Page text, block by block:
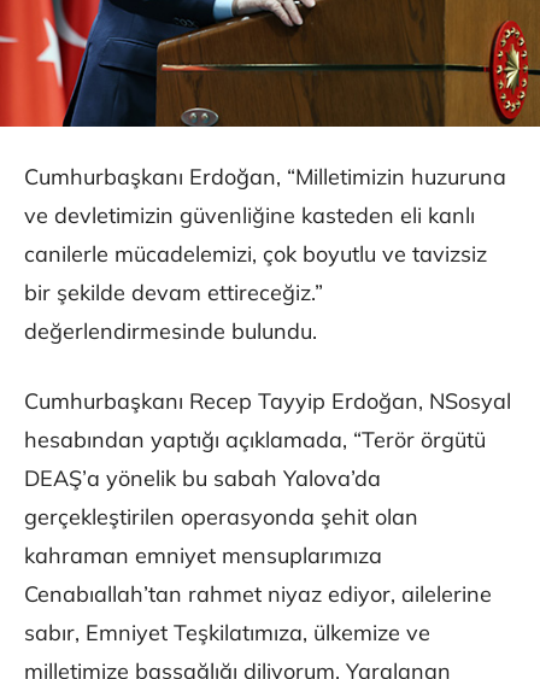
Cumhurbaşkanı Erdoğan, “Milletimizin huzuruna
ve devletimizin güvenliğine kasteden eli kanlı
canilerle mücadelemizi, çok boyutlu ve tavizsiz
bir şekilde devam ettireceğiz.”
değerlendirmesinde bulundu.
Cumhurbaşkanı Recep Tayyip Erdoğan, NSosyal
hesabından yaptığı açıklamada, “Terör örgütü
DEAŞ’a yönelik bu sabah Yalova’da
gerçekleştirilen operasyonda şehit olan
kahraman emniyet mensuplarımıza
Cenabıallah’tan rahmet niyaz ediyor, ailelerine
sabır, Emniyet Teşkilatımıza, ülkemize ve
milletimize başsağlığı diliyorum. Yaralanan